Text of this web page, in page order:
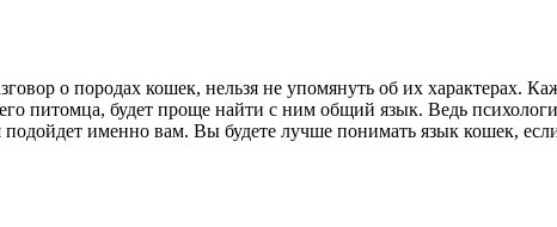
о породах кошек, нельзя не упомянуть об их характерах.
питомца, будет проще найти с ним общий язык. Ведь
подойдет именно вам. Вы будете лучше понимать язык кошек,